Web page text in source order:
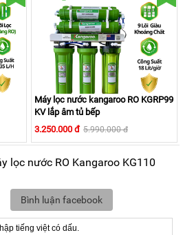
Máy lọc nước kangaroo RO KGRP99
KV lắp âm tủ bếp
3.250.000 đ 5.990.000 đ
lọc nước RO Kangaroo KG110
Bình luận facebook